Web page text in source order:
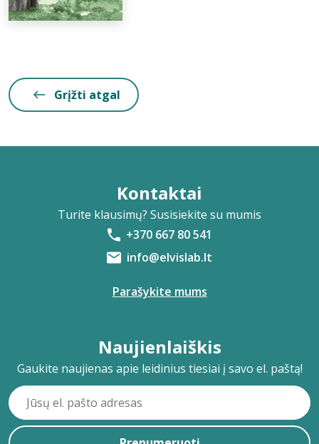
Grįžti atgal
Kontaktai
Turite klausimų? Susisiekite su mumis
+370 667 80 541
info@elvislab.lt
Parašykite mums
Naujienlaiškis
Gaukite naujienas apie leidinius tiesiai į savo el. paštą!